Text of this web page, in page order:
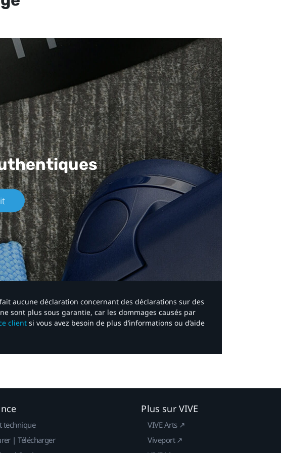
aucune déclaration concernant des déclarations sur des
sont plus sous garantie, car les dommages causés par
client si vous avez besoin de plus d’informations ou d’aide
technique
| Télécharger
Plus sur VIVE
VIVE Arts ↗
Viveport ↗